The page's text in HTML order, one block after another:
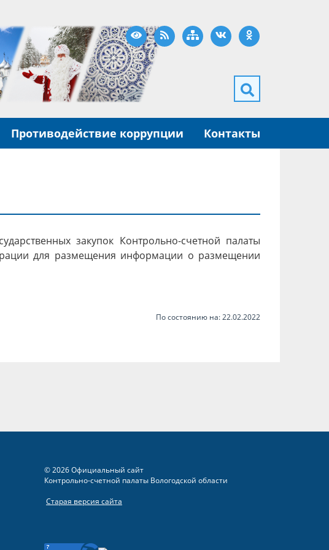
Версия для слабовидящих
RSS Карта сайта
ВКонтактеОдноклассники
Противодействие коррупции Контакты
закупок Контрольно-счетной палаты
для размещения информации о размещении
По состоянию на: 22.02.2022
© 2026 Официальный сайт
Контрольно-счетной палаты Вологодской области
Старая версия сайта